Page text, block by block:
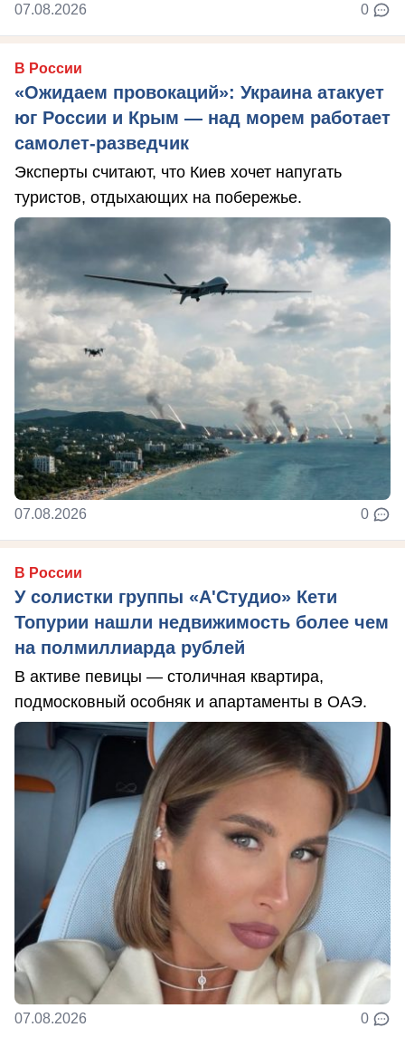
07.08.2026 0
В России
«Ожидаем провокаций»: Украина атакует
юг России и Крым — над морем работает
самолет-разведчик
Эксперты считают, что Киев хочет напугать
туристов, отдыхающих на побережье.
07.08.2026 0
В России
У солистки группы «А'Студио» Кети
Топурии нашли недвижимость более чем
на полмиллиарда рублей
В активе певицы — столичная квартира,
подмосковный особняк и апартаменты в ОАЭ.
07.08.2026 0